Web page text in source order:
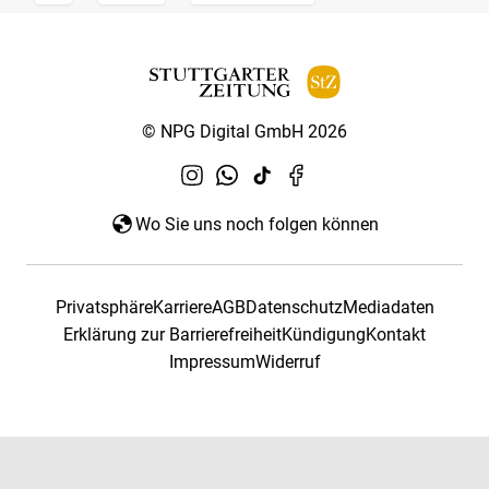
© NPG Digital GmbH 2026
Wo Sie uns noch folgen können
PrivatsphäreKarriereAGBDatenschutzMediadaten
Erklärung zur BarrierefreiheitKündigungKontakt
ImpressumWiderruf